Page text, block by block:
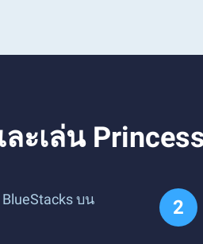
ะเล่น
บน